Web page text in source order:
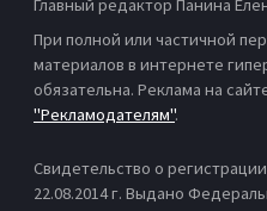
Главный редактор Панина
При полной или частичной
материалов в интернете
обязательна. Реклама на
"Рекламодателям".
Свидетельство о
22.08.2014 г. Выдано